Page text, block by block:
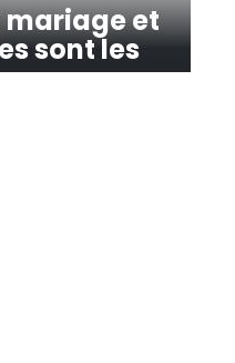
et
sont les